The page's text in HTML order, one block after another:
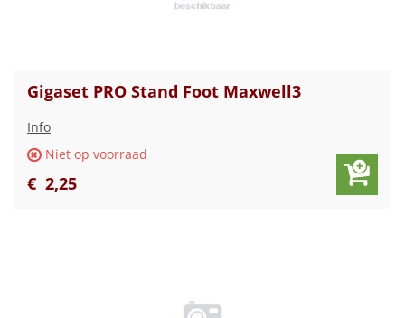
Gigaset PRO Stand Foot Maxwell3
Info
Niet op voorraad
€ 2,25